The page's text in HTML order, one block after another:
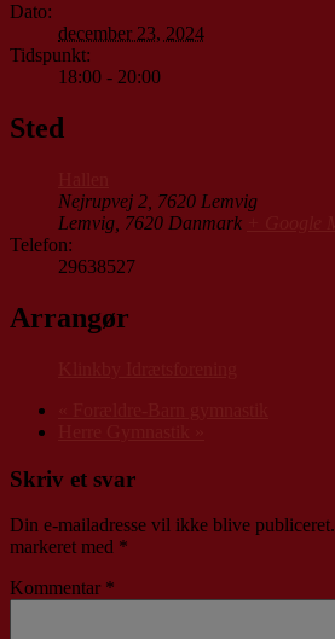
Dato:
december 23, 2024
Tidspunkt:
18:00 - 20:00
Sted
Nejrupvej 2, 7620 Lemvig
Lemvig 7620 Danmark
Telefon:
29638527
Arrangør
Skriv et svar
Din e-mailadresse vil ikke blive publiceret.
markeret med *
Kommentar *